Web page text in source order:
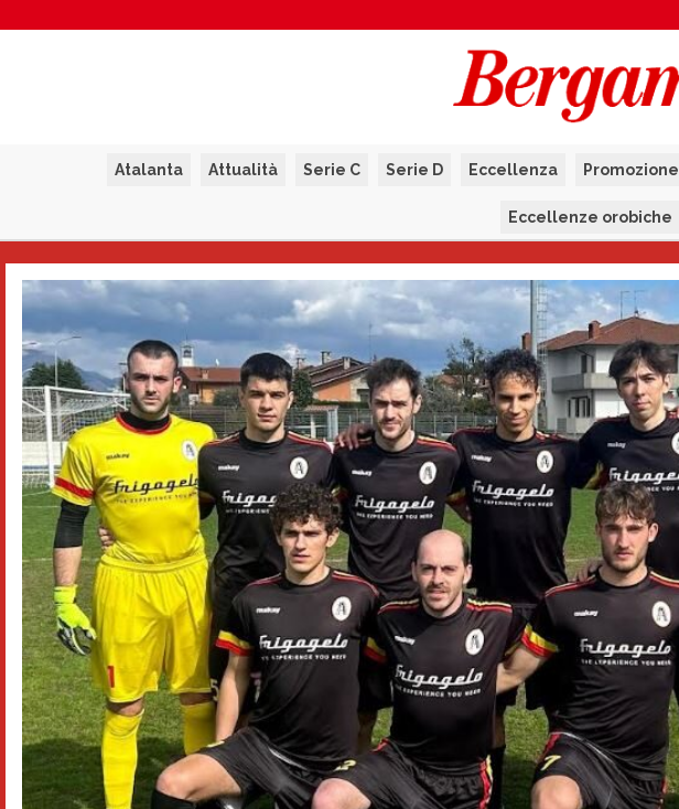
Atalanta Attualità Serie C Serie D Eccellenza Promozione
Eccellenze orobiche